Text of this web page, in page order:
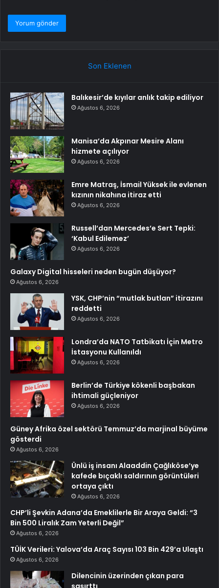
Son Eklenen
Balıkesir’de kıyılar anlık takip ediliyor
Ağustos 6, 2026
Manisa’da Akpınar Mesire Alanı
hizmete açılıyor
Ağustos 6, 2026
Emre Matraş, İsmail Yüksek ile evlenen
kızının nikahına itiraz etti
Ağustos 6, 2026
Russell’dan Mercedes’e Sert Tepki:
‘Kabul Edilemez’
Ağustos 6, 2026
Galaxy Digital hisseleri neden bugün düşüyor?
Ağustos 6, 2026
YSK, CHP’nin “mutlak butlan” itirazını
reddetti
Ağustos 6, 2026
Londra’da NATO Tatbikatı İçin Metro
İstasyonu Kullanıldı
Ağustos 6, 2026
Berlin’de Türkiye kökenli başbakan
ihtimali güçleniyor
Ağustos 6, 2026
Güney Afrika özel sektörü Temmuz’da marjinal büyüme
gösterdi
Ağustos 6, 2026
Ünlü iş insanı Alaaddin Çağlıköse’ye
kafede bıçaklı saldırının görüntüleri
ortaya çıktı
Ağustos 6, 2026
CHP’li Şevkin Adana’da Emeklilerle Bir Araya Geldi: “3
Bin 500 Liralık Zam Yeterli Değil”
Ağustos 6, 2026
TÜİK Verileri: Yalova’da Araç Sayısı 103 Bin 429’a Ulaştı
Ağustos 6, 2026
Dilencinin üzerinden çıkan para